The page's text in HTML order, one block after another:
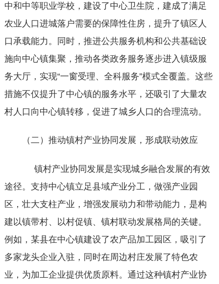
中和中等职业学校，建设了中心卫生院，建成了满足
农业人口进城落户需要的保障性住房，提升了镇区人
口承载能力。同时，推进公共服务机构和公共基础设
施向中心镇集聚，推动各类政务服务逐步进入镇级服
务大厅，实现“一窗受理、全科服务”模式全覆盖。这些
措施不仅提升了中心镇的服务水平，还吸引了大量农
村人口向中心镇转移，促进了城乡人口的合理流动。
（二）推动镇村产业协同发展，形成联动效应
镇村产业协同发展是实现城乡融合发展的有效
途径。支持中心镇立足县域产业分工，做强产业园
区，壮大支柱产业，增强发展动力和带动能力，是构
建以镇带村、以村促镇、镇村联动发展格局的关键。
例如，某县在中心镇建设了农产品加工园区，吸引了
多家龙头企业入驻，同时在周边村庄发展了特色农
业，为加工企业提供优质原料。通过这种镇村产业协